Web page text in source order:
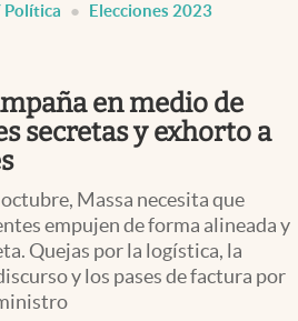
Uruguay
Política Elecciones 2023
en medio de
secretas y exhorto a
Massa necesita que
empujen de forma alineada y
Quejas por la logística, la
y los pases de factura por